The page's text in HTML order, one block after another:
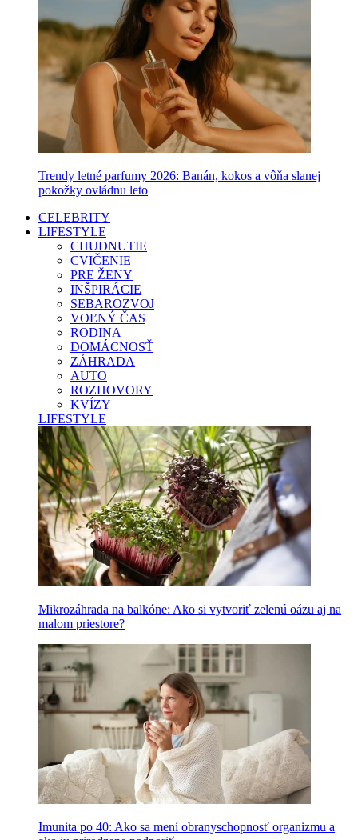
Trendy letné parfumy 2026: Banán, kokos a vôňa slanej
pokožky ovládnu leto
CELEBRITY
LIFESTYLE
CHUDNUTIE
CVIČENIE
PRE ŽENY
INŠPIRÁCIE
SEBAROZVOJ
VOĽNÝ ČAS
RODINA
DOMÁCNOSŤ
ZÁHRADA
AUTO
ROZHOVORY
KVÍZY
LIFESTYLE
Mikrozáhrada na balkóne: Ako si vytvoriť zelenú oázu aj na
malom priestore?
Imunita po 40: Ako sa mení obranyschopnosť organizmu a